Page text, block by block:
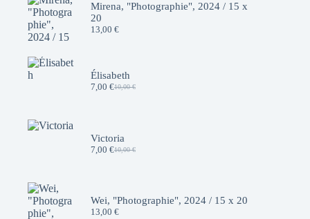
Mirena, "Photographie", 2024 / 15 x
20
13,00 €
Élisabeth
10,00€
Le
10,00 €.
7,00 €Le
7,00 €.
Victoria
10,00€
Le
10,00 €.
7,00 €Le
7,00 €.
Wei, "Photographie", 2024 / 15 x 20
13,00 €